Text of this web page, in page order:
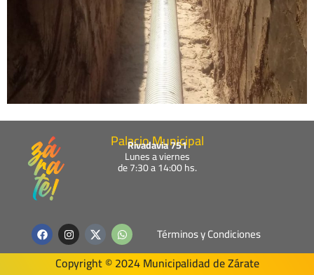
Palacio Municipal
Rivadavia 751
Lunes a viernes
de 7:30 a 14:00 hs.
F
a
c
e
I
n
s
t
a
W
h
a
t
s
Términos y Condiciones
Copyright © 2024 Municipalidad de Zárate